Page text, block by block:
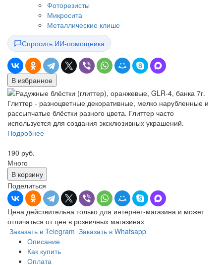
Фоторезисты
Микросита
Металлические клише
Спросить ИИ-помощника
В избранное
Глиттер - разноцветные декоративные, мелко нарубленные и
рассыпчатые блёстки разного цвета. Глиттер часто
используется для создания эксклюзивных украшений.
Подробнее
190 руб.
Много
В корзину
Поделиться
Цена действительна только для интернет-магазина и может
отличаться от цен в розничных магазинах
Заказать в Telegram Заказать в Whatsapp
Описание
Как купить
Оплата